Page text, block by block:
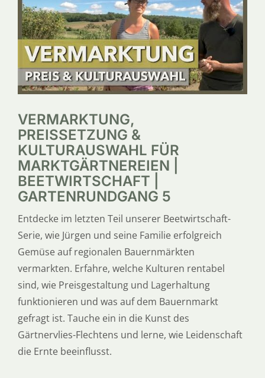
SERVICE
ÜBER UNS
VERMARKTUNG,
PREISSETZUNG &
KULTURAUSWAHL FÜR
MARKTGÄRTNEREIEN |
BEETWIRTSCHAFT |
GARTENRUNDGANG 5
Entdecke im letzten Teil unserer Beetwirtschaft-
Serie, wie Jürgen und seine Familie erfolgreich
Gemüse auf regionalen Bauernmärkten
vermarkten. Erfahre, welche Kulturen rentabel
sind, wie Preisgestaltung und Lagerhaltung
funktionieren und was auf dem Bauernmarkt
gefragt ist. Tauche ein in die Kunst des
Gärtnervlies-Flechtens und lerne, wie Leidenschaft
die Ernte beeinflusst.